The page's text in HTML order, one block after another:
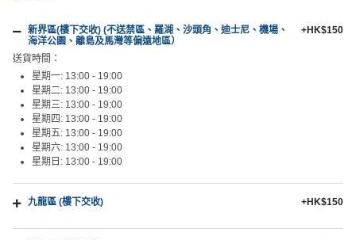
戶
外
玩
樂
遊
艇
出
租
新界區(樓下交收) (不送禁區、羅湖、沙頭角、迪士尼、機場、
海洋公園、離島及馬灣等偏遠地區）
+HK$150
送貨時間：
星期一: 13:00 - 19:00
星期二: 13:00 - 19:00
星期三: 13:00 - 19:00
星期四: 13:00 - 19:00
星期五: 13:00 - 19:00
星期六: 13:00 - 19:00
星期日: 13:00 - 19:00
九龍區 (樓下交收) +HK$150